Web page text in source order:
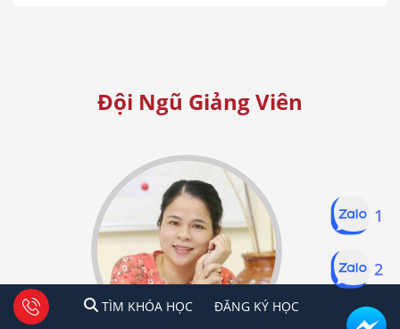
Đội Ngũ Giảng Viên
TÌM KHÓA HỌC ĐĂNG KÍ HỌC
1 2 Tư vấn facebook
TÌM KHÓA HỌC ĐĂNG KÝ HỌC
1
2